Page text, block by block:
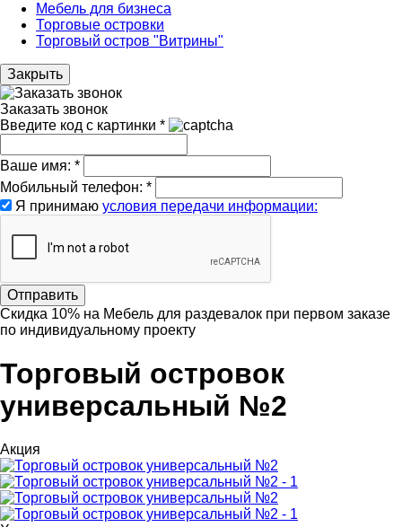
Мебель для бизнеса
Торговые островки
Торговый остров "Витрины"
Закрыть
Заказать звонок
Введите код с картинки *
Ваше имя: *
Мобильный телефон: *
Я принимаю условия передачи информации:
Отправить
Скидка 10% на Мебель для раздевалок при первом заказе
по индивидуальному проекту
Торговый островок
универсальный №2
Акция